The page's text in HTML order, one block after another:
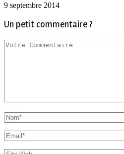
9 septembre 2014
Un petit commentaire ?